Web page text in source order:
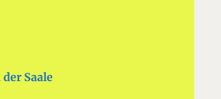
Saale